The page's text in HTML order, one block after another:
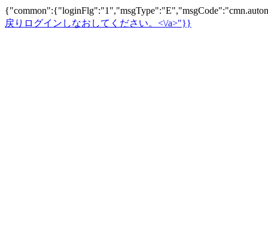
戻りログインしなおしてください。<\/a>"}}